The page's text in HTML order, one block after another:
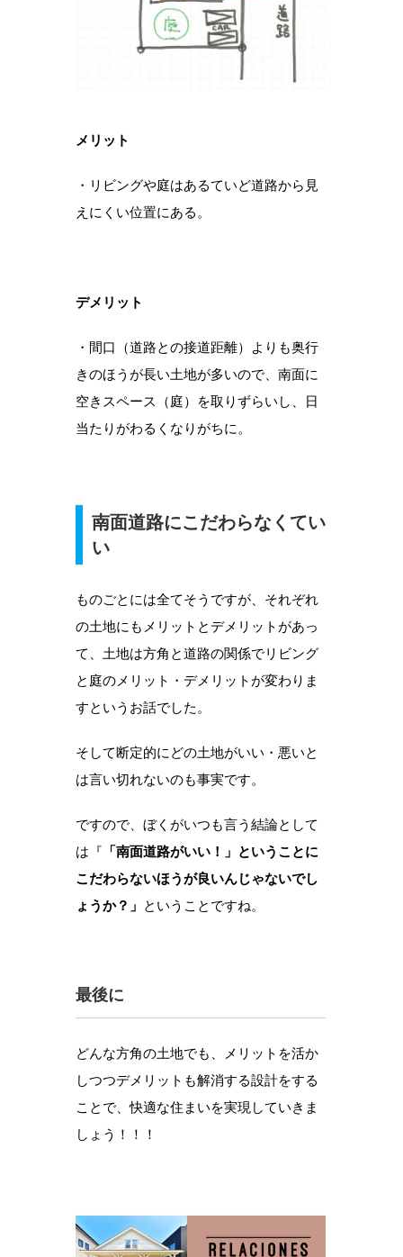
メリット
・リビングや庭はあるていど道路から見
えにくい位置にある。
デメリット
・間口（道路との接道距離）よりも奥行
きのほうが長い土地が多いので、南面に
空きスペース（庭）を取りずらいし、日
当たりがわるくなりがちに。
南面道路にこだわらなくてい
い
ものごとには全てそうですが、それぞれ
の土地にもメリットとデメリットがあっ
て、土地は方角と道路の関係でリビング
と庭のメリット・デメリットが変わりま
すというお話でした。
そして断定的にどの土地がいい・悪いと
は言い切れないのも事実です。
ですので、ぼくがいつも言う結論として
は『 「南面道路がいい！」ということに
こだわらないほうが良いんじゃないでし
ょうか？」 ということですね。
最後に
どんな方角の土地でも、メリットを活か
しつつデメリットも解消する設計をする
ことで、快適な住まいを実現していきま
しょう！！！